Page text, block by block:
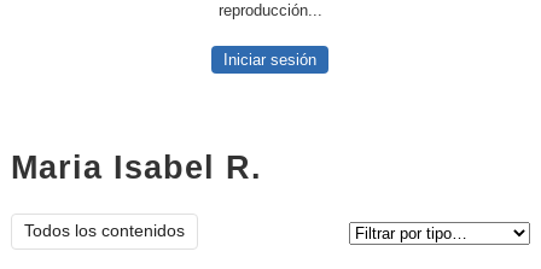
reproducción...
Iniciar sesión
Maria Isabel R.
Todos los contenidos